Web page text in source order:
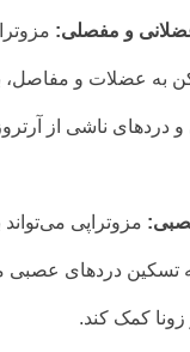
و مفصلی:مزوتراپی
عضلات و مفاصل، به
ناشی از آرتروز و
مزوتراپی می‌تواند با
دردهای عصبی
کمک کند.